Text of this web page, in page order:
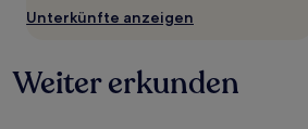
Unterkünfte anzeigen
Weiter erkunden